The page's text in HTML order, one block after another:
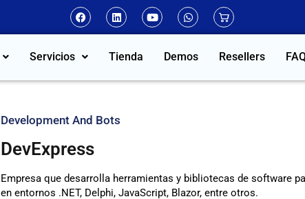
Servicios Tienda Demos Resellers
Development And Bots
DevExpress
Empresa que desarrolla herramientas y bibliotecas de software
en entornos .NET, Delphi, JavaScript, Blazor, entre otros.